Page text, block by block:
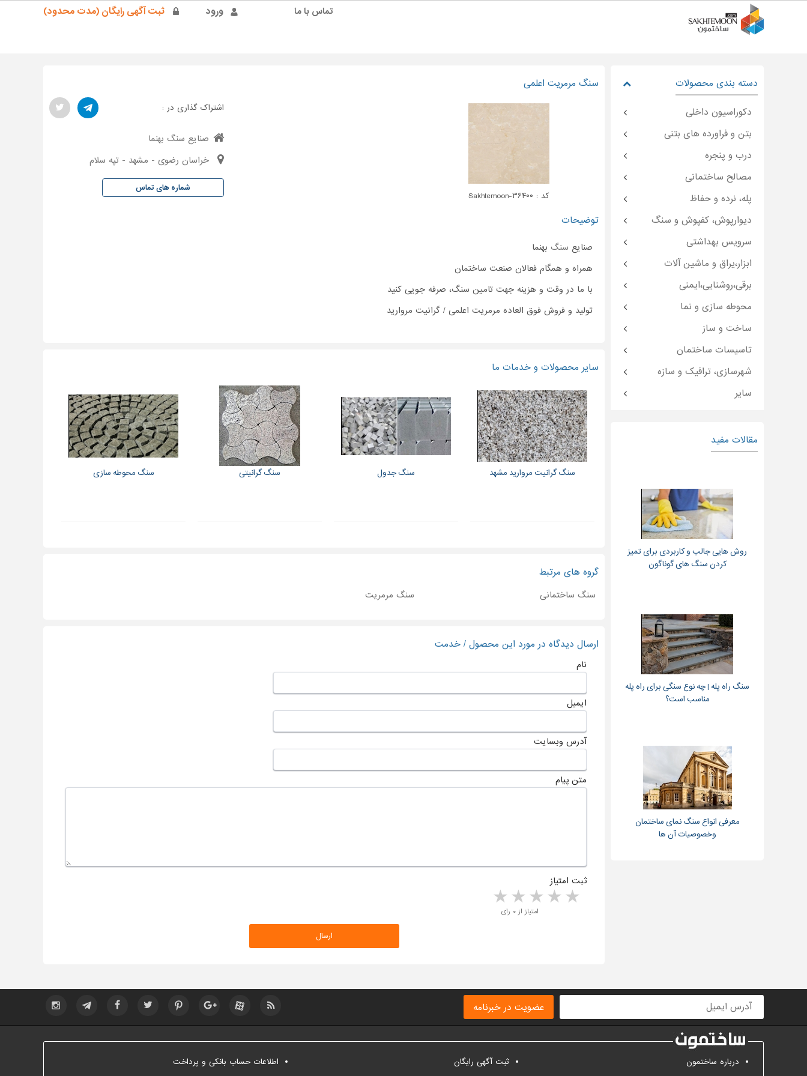
ورود ثبت آگهی رایگان (مدت محدود) تماس با ما
سنگ مرمریت اعلمی
کد : Sakhtemoon-۳۶۴۰۰
توضیحات
صنایع سنگ بهنما
همراه و همگام فعالان صنعت ساختمان
با ما در وقت و هزینه جهت تامین سنگ، صرفه جویی کنید
تولید و فروش فوق العاده مرمریت اعلمی / گرانیت مروارید
اشتراک گذاری در :
صنایع سنگ بهنما
خراسان رضوی - مشهد - تپه سلام
شماره های تماس
سایر محصولات و خدمات ما
سنگ گرانیت مروارید مشهد سنگ جدول سنگ گرانیتی سنگ محوطه سازی
گروه های مرتبط
سنگ ساختمانی سنگ مرمریت
ارسال دیدگاه در مورد این محصول / خدمت
نام
ایمیل
آدرس وبسایت
متن پیام
ثبت امتیاز
4 stars 3 stars 2 stars 1 star امتیاز از ۰ رای
دسته بندی محصولات
دکوراسیون داخلی
بتن و فراورده های بتنی
درب و پنجره
مصالح ساختمانی
پله، نرده و حفاظ
دیوارپوش، کفپوش و سنگ
سرویس بهداشتی
ابزار،یراق و ماشین آلات
برقی،روشنایی،ایمنی
محوطه سازی و نما
ساخت و ساز
تاسیسات ساختمان
شهرسازی، ترافیک و سازه
سایر
مقالات مفید
روش هایی جالب و کاربردی برای تمیز
کردن سنگ های گوناگون
سنگ راه پله | چه نوع سنگی برای راه پله
مناسب است؟
معرفی انواع سنگ نمای ساختمان
وخصوصیات آن ها
عضویت در خبرنامه
درباره ساختمون
ثبت آگهی رایگان
اطلاعات حساب بانکی و پرداخت